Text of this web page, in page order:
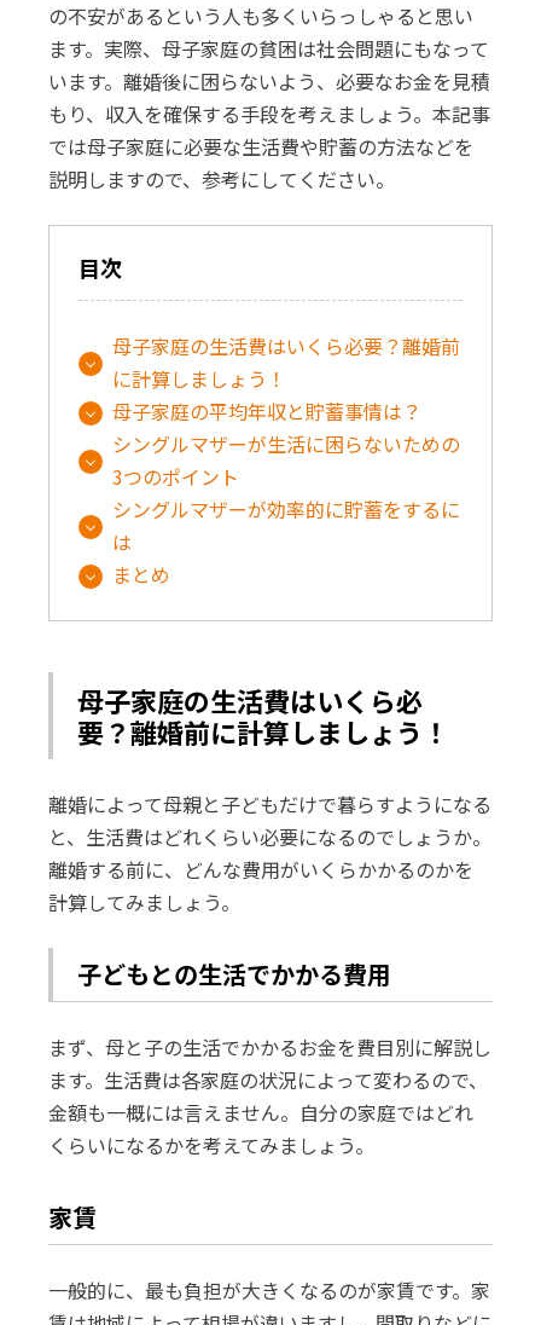
の不安があるという人も多くいらっしゃると思い
ます。実際、母子家庭の貧困は社会問題にもなって
います。離婚後に困らないよう、必要なお金を見積
もり、収入を確保する手段を考えましょう。本記事
では母子家庭に必要な生活費や貯蓄の方法などを
説明しますので、参考にしてください。
目次
母子家庭の生活費はいくら必要？離婚前
に計算しましょう！
母子家庭の平均年収と貯蓄事情は？
シングルマザーが生活に困らないための
3つのポイント
シングルマザーが効率的に貯蓄をするに
は
まとめ
母子家庭の生活費はいくら必
要？離婚前に計算しましょう！
離婚によって母親と子どもだけで暮らすようになる
と、生活費はどれくらい必要になるのでしょうか。
離婚する前に、どんな費用がいくらかかるのかを
計算してみましょう。
子どもとの生活でかかる費用
まず、母と子の生活でかかるお金を費目別に解説し
ます。生活費は各家庭の状況によって変わるので、
金額も一概には言えません。自分の家庭ではどれ
くらいになるかを考えてみましょう。
家賃
一般的に、最も負担が大きくなるのが家賃です。家